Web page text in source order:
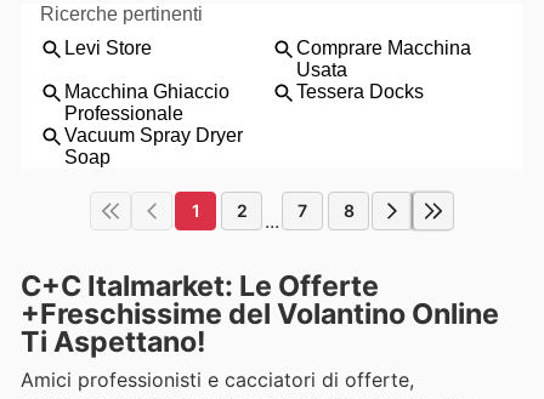
1 2 ... 7 8
C+C Italmarket: Le Offerte
+Freschissime del Volantino Online
Ti Aspettano!
Amici professionisti e cacciatori di offerte,